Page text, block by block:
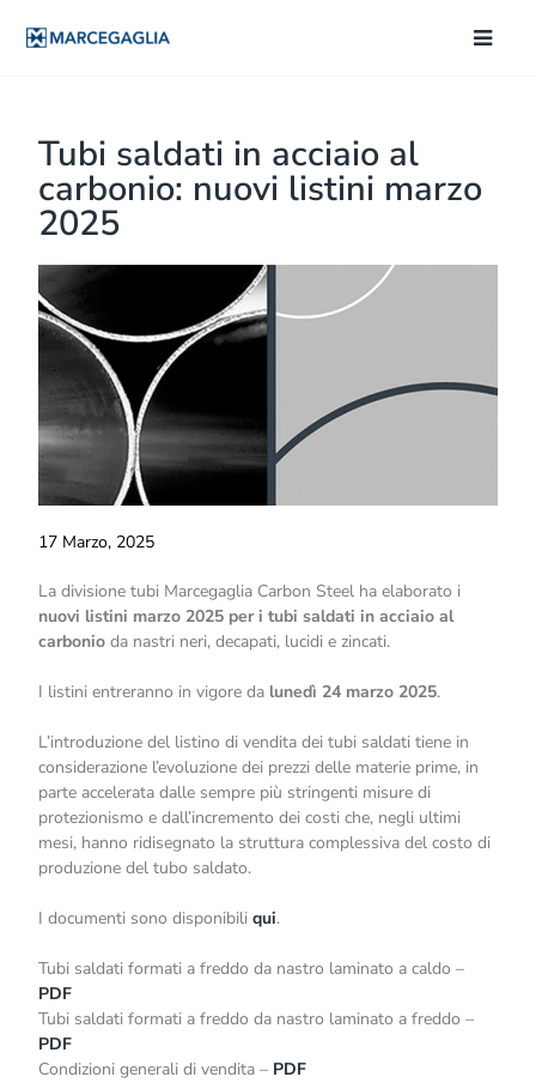
Tubi saldati in acciaio al
carbonio: nuovi listini marzo
2025
17 Marzo, 2025
La divisione tubi Marcegaglia Carbon Steel ha elaborato i
nuovi listini marzo 2025 per i tubi saldati in acciaio al
carbonioda nastri neri, decapati, lucidi e zincati.
I listini entreranno in vigore da lunedì 24 marzo 2025.
L’introduzione del listino di vendita dei tubi saldati tiene in
considerazione l’evoluzione dei prezzi delle materie prime, in
parte accelerata dalle sempre più stringenti misure di
protezionismo e dall’incremento dei costi che, negli ultimi
mesi, hanno ridisegnato la struttura complessiva del costo di
produzione del tubo saldato.
I documenti sono disponibiliqui.
Tubi saldati formati a freddo da nastro laminato a caldo –
PDF
Tubi saldati formati a freddo da nastro laminato a freddo –
PDF
Condizioni generali di vendita – PDF